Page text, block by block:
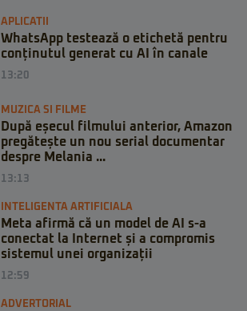
APLICATII
WhatsApp testează o etichetă pentru
conținutul generat cu AI în canale
13:20
MUZICA SI FILME
După eșecul filmului anterior, Amazon
pregătește un nou serial documentar
despre Melania ...
13:13
INTELIGENTA ARTIFICIALA
Meta afirmă că un model de AI s-a
conectat la Internet și a compromis
sistemul unei organizații
12:59
ADVERTORIAL